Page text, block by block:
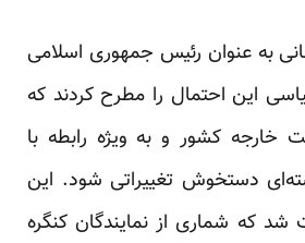
به عنوان رئیس جمهوری اسلامی
این احتمال را مطرح کردند که
خارجه کشور و به ویژه رابطه با
دستخوش تغییراتی شود. این
شد که شماری از نمایندگان کنگره